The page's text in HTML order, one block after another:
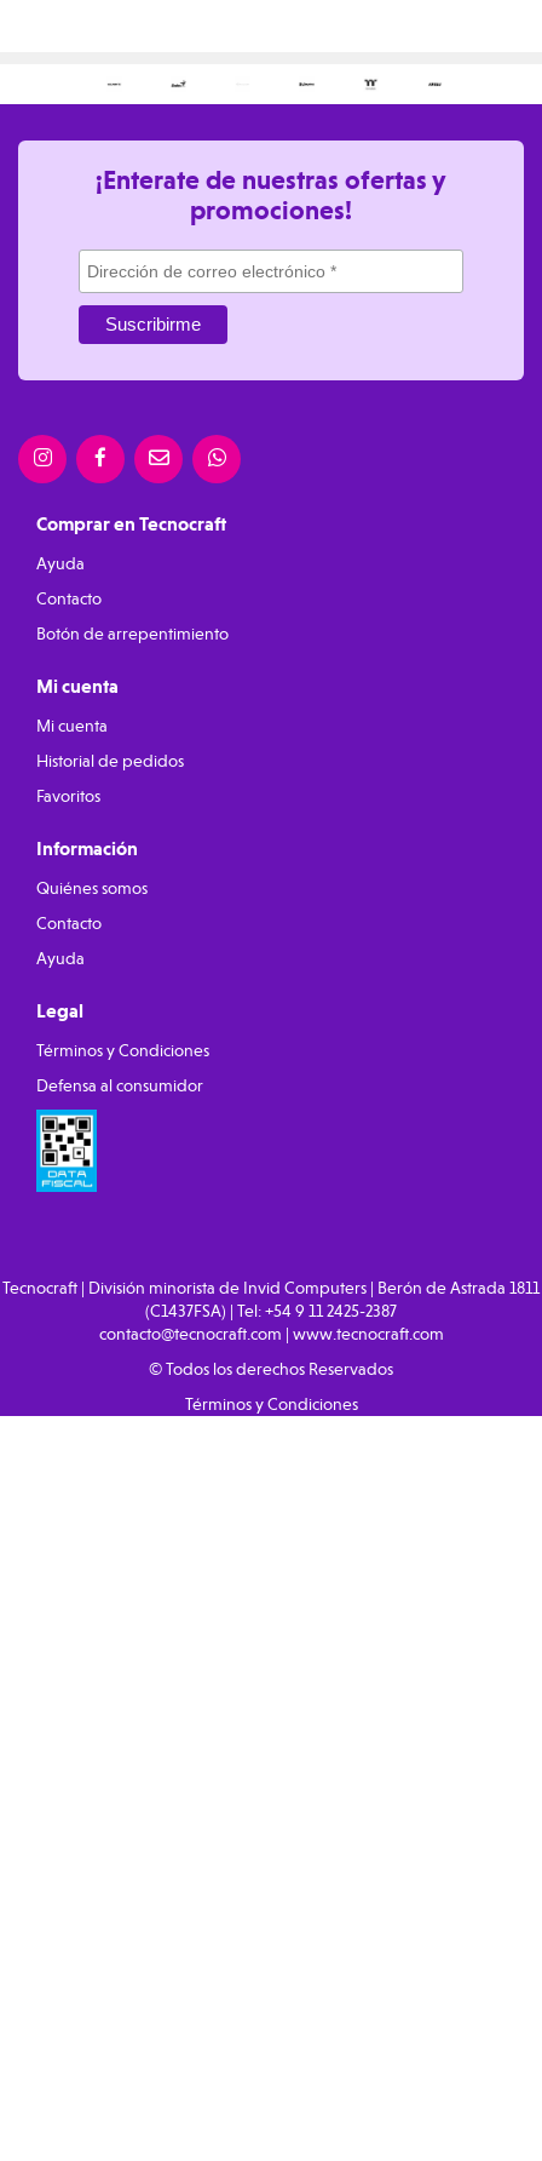
¡Enterate de nuestras ofertas y
promociones!
Comprar en Tecnocraft
Ayuda
Contacto
Botón de arrepentimiento
Mi cuenta
Mi cuenta
Historial de pedidos
Favoritos
Información
Quiénes somos
Contacto
Ayuda
Legal
Términos y Condiciones
Defensa al consumidor
Tecnocraft | División minorista de Invid Computers | Berón de Astrada 1811
(C1437FSA) | Tel:+54 9 11 2425-2387
contacto@tecnocraft.com | www.tecnocraft.com
© Todos los derechos Reservados
Términos y Condiciones